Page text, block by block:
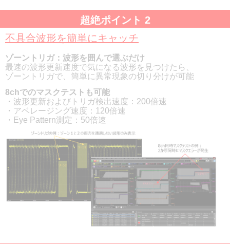
超絶ポイント 2
不具合波形を簡単にキャッチ
ゾーントリガ：波形を囲んで選ぶだけ
最速の波形更新速度で気になる波形を見つけたら、
ゾーントリガで、簡単に異常現象の切り分けが可能
8chでのマスクテストも可能
・波形更新およびトリガ検出速度：200倍速
・アベレージング速度：120倍速
・Eye Pattern測定：50倍速